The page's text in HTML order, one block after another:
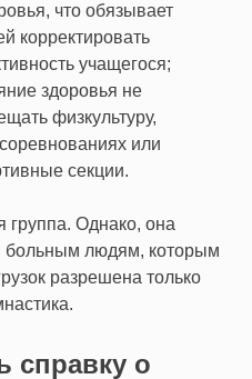
что обязывает
корректировать
учащегося;
здоровья не
физкультуру,
или
секции.
группа. Однако, она
больным людям, которым
разрешена только
справку о